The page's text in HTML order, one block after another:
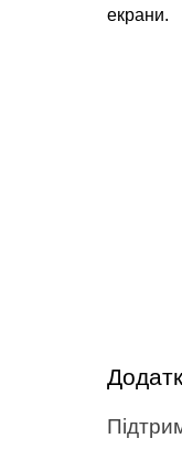
екрани.